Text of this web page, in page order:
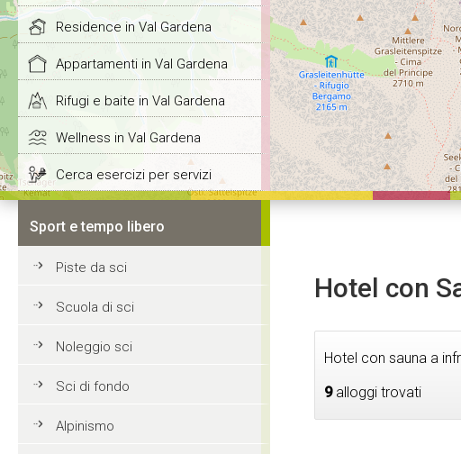
Residence in Val Gardena
Appartamenti in Val Gardena
Rifugi e baite in Val Gardena
Wellness in Val Gardena
Cerca esercizi per servizi
Sport e tempo libero
Piste da sci
Scuola di sci
Noleggio sci
Sci di fondo
Alpinismo
Hotel con
Hotel con sauna a
9alloggi trovati